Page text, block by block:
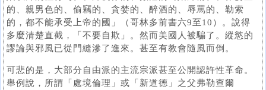
的、親男色的、偷竊的、貪婪的、醉酒的、辱罵的、勒索
的，都不能承受上帝的國」（哥林多前書六9至10）。說得
多麼清楚直截，「不要自欺」。然而美國人被騙了。縱慾的
謬論與邪風已從門縫滲了進來。甚至有教會隨風而倒。
可悲的是，大部分自由派的主流宗派甚至公開認許性革命。
舉例說，所謂「處境倫理」或「新道德」之父弗勒查爾